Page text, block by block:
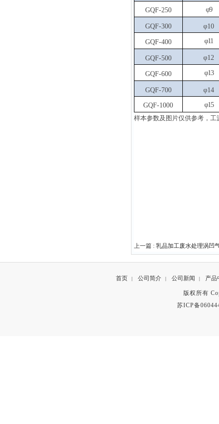
GQF-250 φ9
GQF-300 φ10
GQF-400 φ11
GQF-500 φ12
GQF-600 φ13
GQF-700 φ14
GQF-1000
φ15
样本参数及图片仅供参考，
上一篇 : 乳品加工废水处理涡凹
首页 | 公司简介 | 公司新闻 | 产品
版权所有
苏ICP备